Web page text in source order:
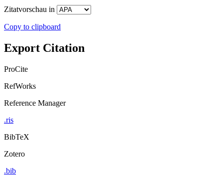
Zitatvorschau in
Copy to clipboard
Export Citation
ProCite
RefWorks
Reference Manager
.ris
BibTeX
Zotero
.bib